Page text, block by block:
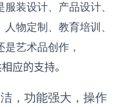
装设计、产品设计、
物定制、教育培训、
艺术品创作，
应的支持。
，功能强大，操作